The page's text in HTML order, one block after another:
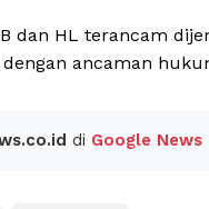
dan HL terancam
ancaman
di Google News